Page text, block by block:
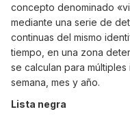
concepto denominado
mediante una serie de
continuas del mismo
tiempo, en una zona
se calculan para
semana, mes y año.
Lista negra